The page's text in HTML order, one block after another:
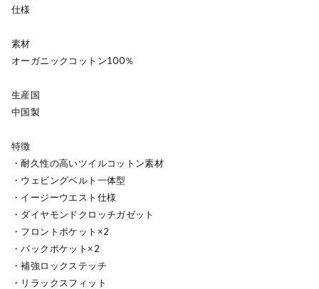
仕様
素材
オーガニックコットン100％
生産国
中国製
特徴
・耐久性の高いツイルコットン素材
・ウェビングベルト一体型
・イージーウエスト仕様
・ダイヤモンドクロッチガゼット
・フロントポケット×2
・バックポケット×2
・補強ロックステッチ
・リラックスフィット